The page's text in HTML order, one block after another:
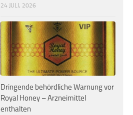
24 JULI, 2026
Dringende behördliche Warnung vor
Royal Honey – Arzneimittel
enthalten